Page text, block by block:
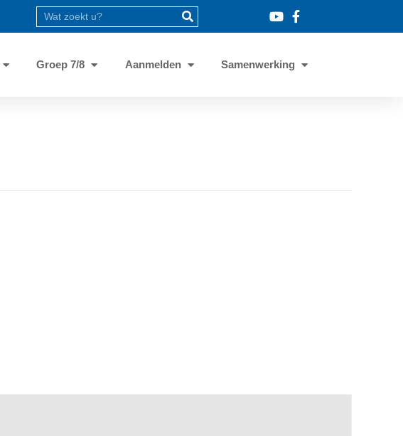
Groep 7/8 Aanmelden Samenwerking